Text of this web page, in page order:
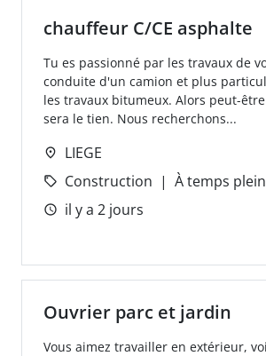
chauffeur C/CE asphalte
Tu es passionné par les travaux de
conduite d'un camion et plus
les travaux bitumeux. Alors peut-
sera le tien. Nous recherchons...
LIEGE
Construction
À temps plein
il y a 2 jours
Ouvrier parc et jardin
Vous aimez travailler en extérieur,